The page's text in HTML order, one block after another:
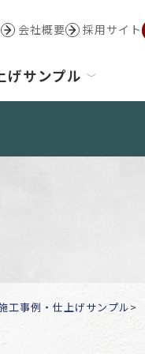
会社概要 採用サイト
げサンプル
工事例・仕上げサンプル